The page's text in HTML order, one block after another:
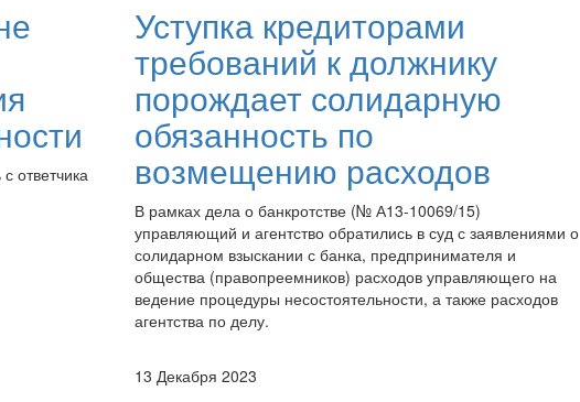
ответчика
Уступка кредиторами
требований к должнику
порождает солидарную
обязанность по
возмещению расходов
В рамках дела о банкротстве (№ А13-10069/15)
управляющий и агентство обратились в суд с заявлениями о
солидарном взыскании с банка, предпринимателя и
общества (правопреемников) расходов управляющего на
ведение процедуры несостоятельности, а также расходов
агентства по делу.
13 Декабря 2023